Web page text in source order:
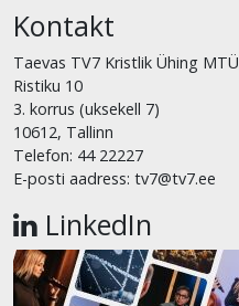
Kontakt
Taevas TV7 Kristlik Ühing MTÜ
Ristiku 10
3. korrus (uksekell 7)
10612, Tallinn
Telefon: 44 22227
E-posti aadress: tv7@tv7.ee
LinkedIn